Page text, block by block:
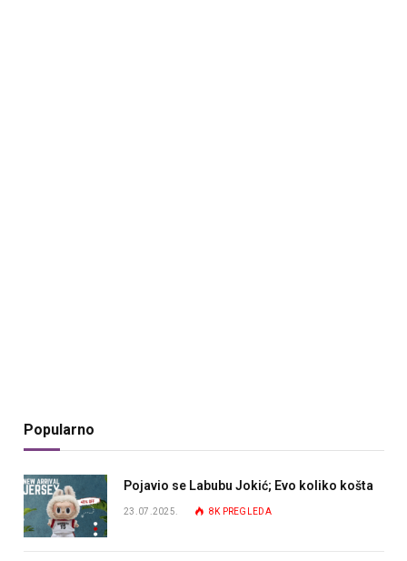
Popularno
Pojavio se Labubu Jokić; Evo koliko košta
23.07.2025. 8K PREGLEDA